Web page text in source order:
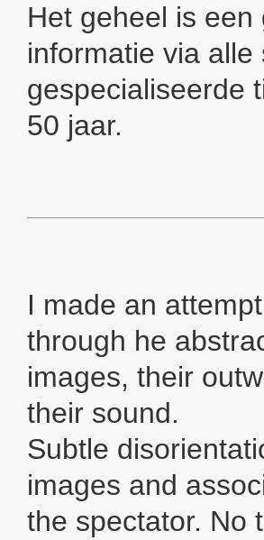
Het geheel is
informatie via
gespecialiseerde
50 jaar.
I made an
through he
images, their
their sound.
Subtle
images and
the spectator. No